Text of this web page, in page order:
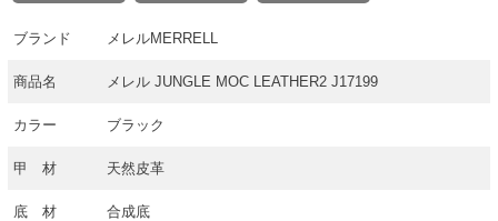
ブランド メレルMERRELL
商品名 メレル JUNGLE MOC LEATHER2 J17199
カラー ブラック
甲 材 天然皮革
底 材 合成底